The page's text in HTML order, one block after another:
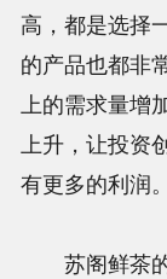
高，都是选择
的产品也都非
上的需求量增
上升，让投资
有更多的利润。
苏阁鲜茶的